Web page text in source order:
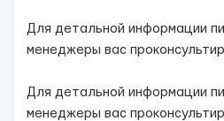
Для детальной информации
менеджеры вас
Для детальной информации
менеджеры вас